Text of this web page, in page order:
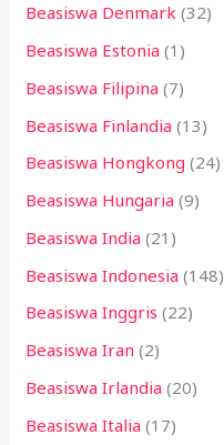
Beasiswa Denmark (32)
Beasiswa Estonia (1)
Beasiswa Filipina (7)
Beasiswa Finlandia (13)
Beasiswa Hongkong (24)
Beasiswa Hungaria (9)
Beasiswa India (21)
Beasiswa Indonesia (148)
Beasiswa Inggris (22)
Beasiswa Iran (2)
Beasiswa Irlandia (20)
Beasiswa Italia (17)